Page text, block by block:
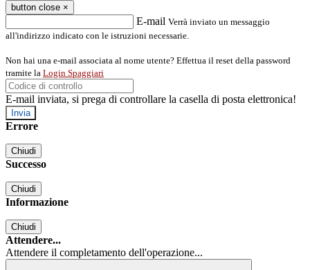
button close ×
E-mail Verrà inviato un messaggio
all'indirizzo indicato con le istruzioni necessarie.
Non hai una e-mail associata al nome utente? Effettua il reset della password
tramite la Login Spaggiari
E-mail inviata, si prega di controllare la casella di posta elettronica!
Errore
Chiudi
Successo
Chiudi
Informazione
Chiudi
Attendere...
Attendere il completamento dell'operazione...